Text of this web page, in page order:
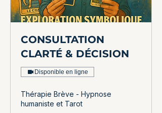
CONSULTATION
CLARTÉ & DÉCISION
Disponible en ligne
Thérapie Brève - Hypnose
humaniste et Tarot